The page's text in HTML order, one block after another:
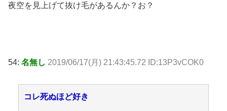
夜空を見上げて抜け毛があるんか？お？
54: 名無し 2019/06/17(月) 21:43:45.72 ID:13P3vCOK0
コレ死ぬほど好き